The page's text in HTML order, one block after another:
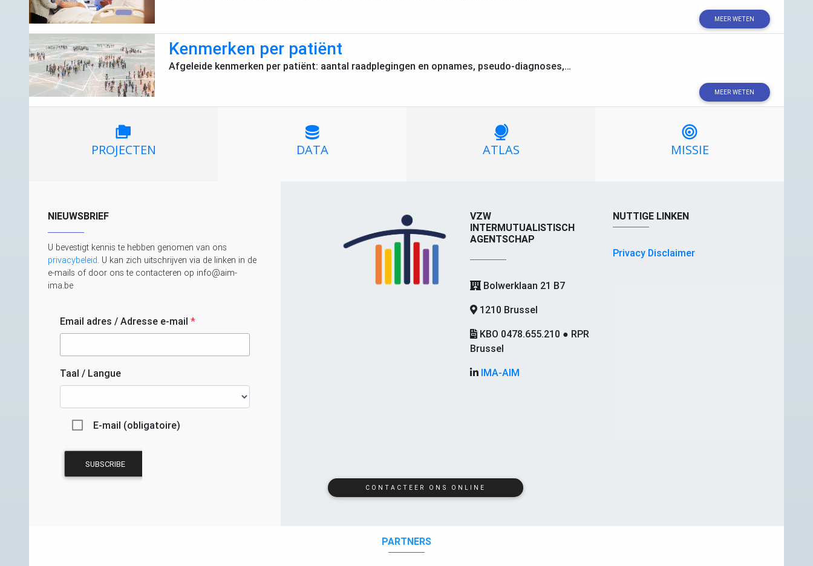
MEER WETEN
Kenmerken per patiënt
Afgeleide kenmerken per patiënt: aantal raadplegingen en opnames, pseudo-diagnoses,…
MEER WETEN
PROJECTEN DATA ATLAS MISSIE
NIEUWSBRIEF
U bevestigt kennis te hebben genomen van ons
privacybeleid. U kan zich uitschrijven via de linken in de
e-mails of door ons te contacteren op info@aim-
ima.be
Email adres / Adresse e-mail *
Taal / Langue
E-mail (obligatoire)
VZW
INTERMUTUALISTISCH
AGENTSCHAP
Bolwerklaan 21 B7
1210 Brussel
KBO 0478.655.210 ● RPR
Brussel
IMA-AIM
NUTTIGE LINKEN
Privacy Disclaimer
CONTACTEER ONS ONLINE
PARTNERS